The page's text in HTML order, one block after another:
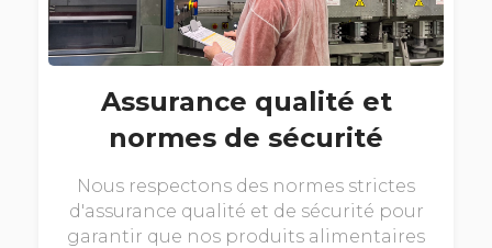
Assurance qualité et
normes de sécurité
Nous respectons des normes strictes
d'assurance qualité et de sécurité pour
garantir que nos produits alimentaires